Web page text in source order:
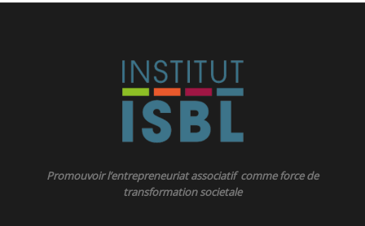
Promouvoir l’entrepreneuriat associatif comme force de
transformation societale